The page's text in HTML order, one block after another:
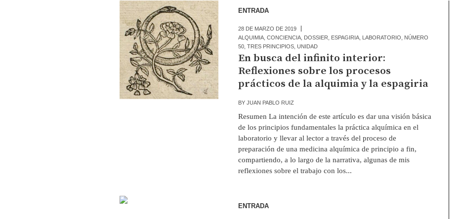
ENTRADA
28 DE MARZO DE 2019
ALQUIMIA, CONCIENCIA, DOSSIER ESPAGIRIA, LABORATORIO
NÚMERO
50, TRES PRINCIPIOS, UNIDAD
En busca del infinito interior:
Reflexiones sobre los procesos
prácticos de la alquimia y la espagiria
BY JUAN PABLO RUIZ
Resumen La intención de este artículo es dar una visión básica
de los principios fundamentales la práctica alquímica en el
laboratorio y llevar al lector a través del proceso de
preparación de una medicina alquímica de principio a fin,
compartiendo, a lo largo de la narrativa, algunas de mis
reflexiones sobre el trabajo con los...
ENTRADA